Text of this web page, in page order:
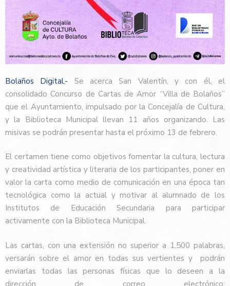
Bolaños Digital.- Se acerca San Valentín, y con él, el
consolidado Concurso de Cartas de Amor “Villa de Bolaños”
que el Ayuntamiento, impulsado por la Concejalía de Cultura,
y la Biblioteca Municipal llevan 11 años organizando. Las
misivas se podrán presentar hasta el próximo 13 de febrero.
El certamen tiene como objetivos fomentar la cultura, lectura
y creatividad artística y literaria de los participantes, poner en
valor la carta como medio de comunicación en una época tan
tecnológica como la actual y motivar al alumnado de los
Institutos de Educación Secundaria para participar
activamente con la Biblioteca Municipal.
Las cartas, con una extensión no superior a 1.500 palabras,
versarán sobre el amor en todas sus vertientes y
podrán
enviarlas todas las personas físicas que lo deseen a la
dirección de correo electrónico: